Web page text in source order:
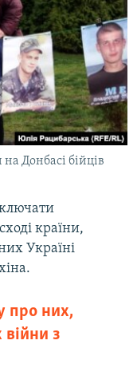
Донбасі бійців
країни,
Україні
про них,
війни з